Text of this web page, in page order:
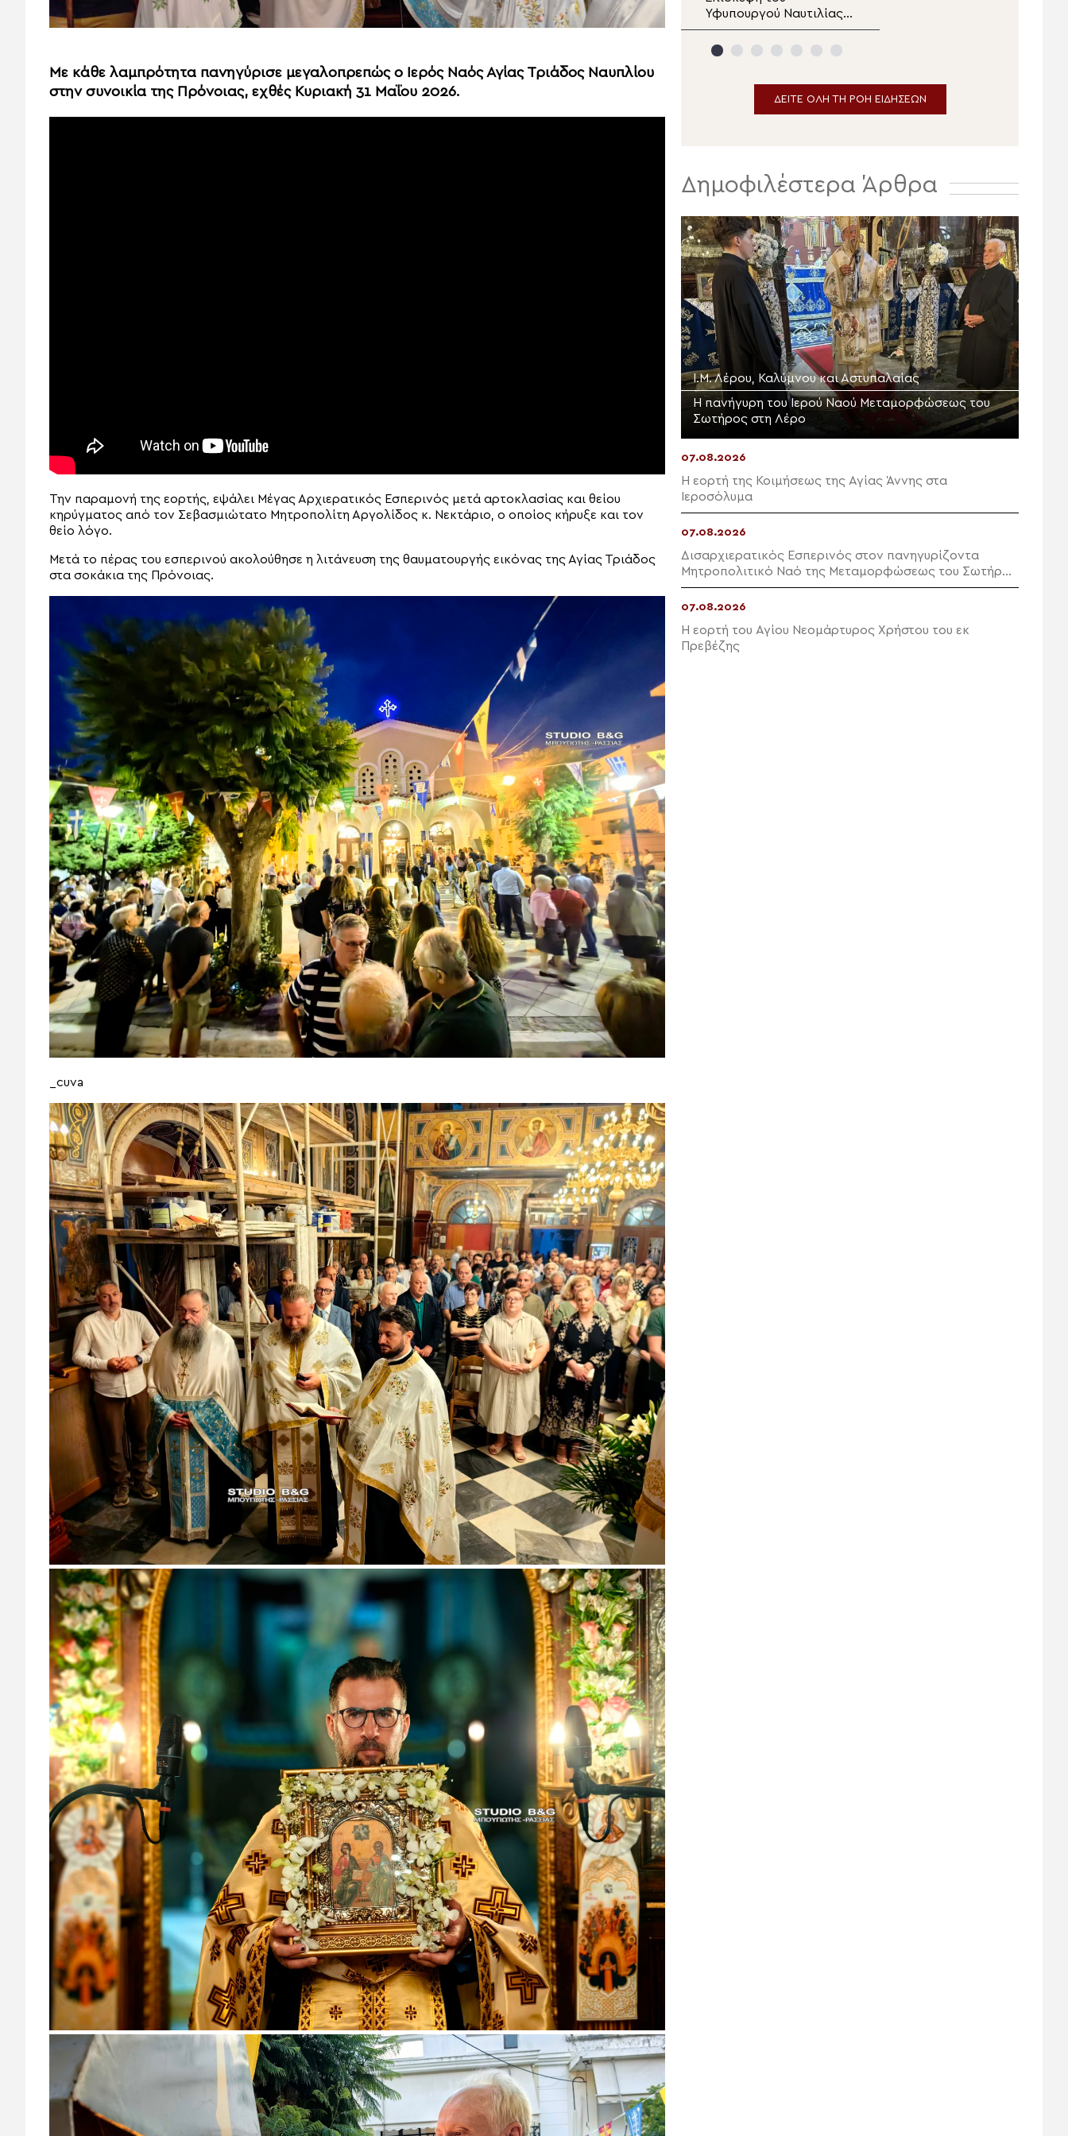
Με κάθε λαμπρότητα πανηγύρισε μεγαλοπρεπώς ο Ιερός Ναός Αγίας Τριάδος Ναυπλίου
στην συνοικία της Πρόνοιας, εχθές Κυριακή 31 Μαΐου 2026.
Την παραμονή της εορτής, εψάλει Μέγας Αρχιερατικός Εσπερινός μετά αρτοκλασίας και θείου
κηρύγματος από τον Σεβασμιώτατο Μητροπολίτη Αργολίδος κ. Νεκτάριο, ο οποίος κήρυξε και τον
θείο λόγο.
Μετά το πέρας του εσπερινού ακολούθησε η λιτάνευση της θαυματουργής εικόνας της Αγίας Τριάδος
στα σοκάκια της Πρόνοιας.
_cuva
Εορτάστηκε η
Μεταμόρφωση στο
Υφυπουργού Ναυτιλίας
και Νησιωτικής
Πολιτικής στον
ΔΕΙΤΕ ΟΛΗ ΤΗ ΡΟΗ ΕΙΔΗΣΕΩΝ
Δημοφιλέστερα Άρθρα
Ι.Μ. Λέρου, Καλύμνου και Αστυπαλαίας
Η πανήγυρη του Ιερού Ναού Μεταμορφώσεως του
Σωτήρος στη Λέρο
07.08.2026
Η εορτή της Κοιμήσεως της Αγίας Άννης στα
Ιεροσόλυμα
07.08.2026
Δισαρχιερατικός Εσπερινός στον πανηγυρίζοντα
Μητροπολιτικό Ναό της Μεταμορφώσεως του Σωτήρος
στην Ερμούπολη
07.08.2026
Η εορτή του Αγίου Νεομάρτυρος Χρήστου του εκ
Πρεβέζης